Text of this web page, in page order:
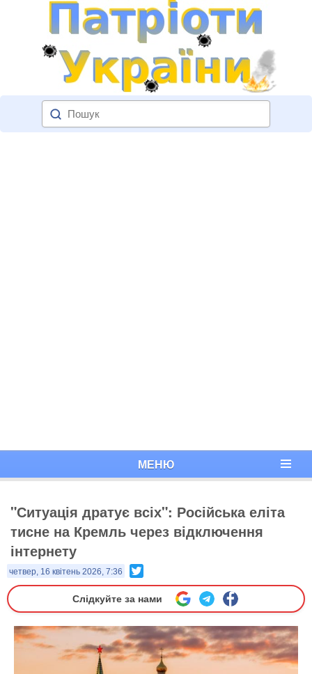
МЕНЮ
"Ситуація дратує всіх": Російська еліта
тисне на Кремль через відключення
інтернету
четвер, 16 квітень 2026, 7:36
Слідкуйте за нами